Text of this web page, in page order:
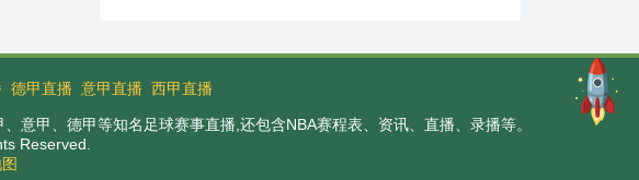
德甲直播 意甲直播 西甲直播
甲、德甲等知名足球赛事直播,还包含NBA赛程表、资讯、直播、录播等。
Reserved.